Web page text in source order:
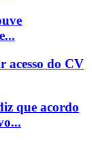
acesso do CV
que acordo